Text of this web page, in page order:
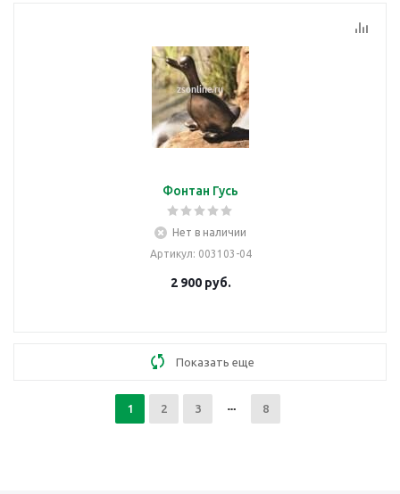
Фонтан Гусь
Нет в наличии
Артикул: 003103-04
2 900руб.
Показать еще
1 2 3 8